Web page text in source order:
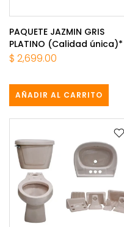
PAQUETE JAZMIN GRIS
PLATINO (Calidad única)*
$ 2,699.00
AÑADIR AL CARRITO